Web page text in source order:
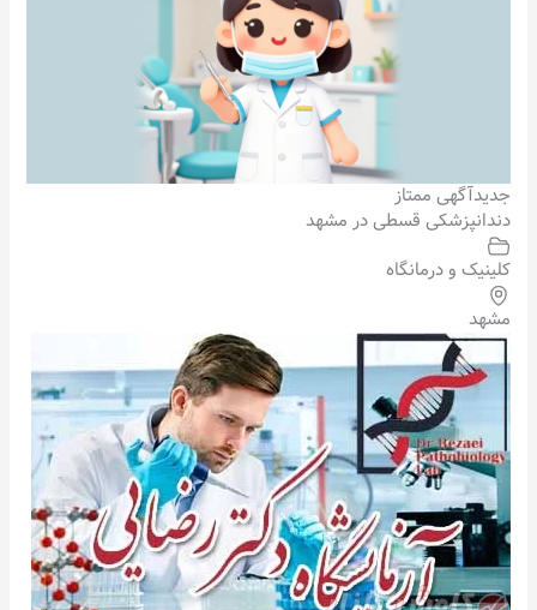
جدیدآگهی ممتاز
دندانپزشکی قسطی در مشهد
کلینیک و درمانگاه
مشهد